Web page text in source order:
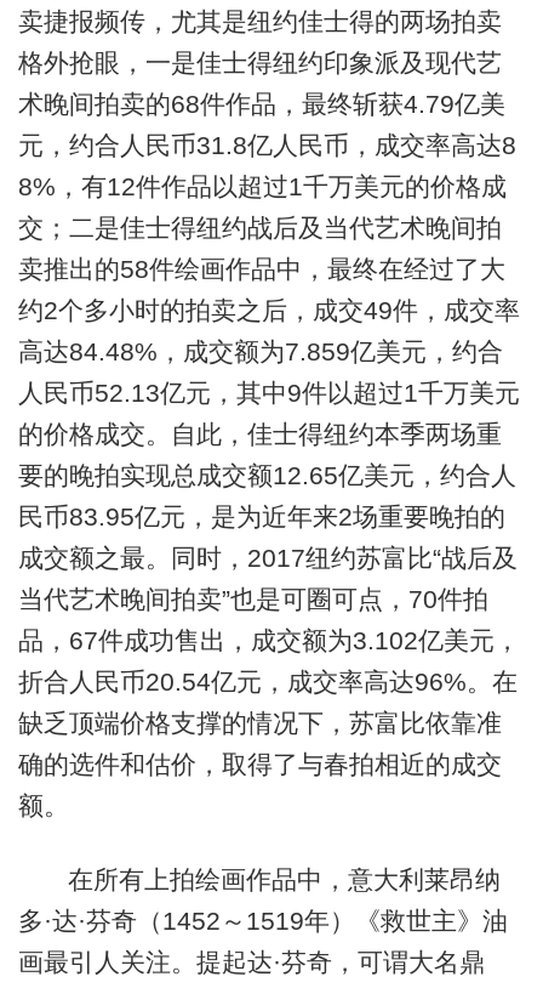
卖捷报频传，尤其是纽约佳士得的两场拍卖
格外抢眼，一是佳士得纽约印象派及现代艺
术晚间拍卖的68件作品，最终斩获4.79亿美
元，约合人民币31.8亿人民币，成交率高达8
8%，有12件作品以超过1千万美元的价格成
交；二是佳士得纽约战后及当代艺术晚间拍
卖推出的58件绘画作品中，最终在经过了大
约2个多小时的拍卖之后，成交49件，成交率
高达84.48%，成交额为7.859亿美元，约合
人民币52.13亿元，其中9件以超过1千万美元
的价格成交。自此，佳士得纽约本季两场重
要的晚拍实现总成交额12.65亿美元，约合人
民币83.95亿元，是为近年来2场重要晚拍的
成交额之最。同时，2017纽约苏富比“战后及
当代艺术晚间拍卖”也是可圈可点，70件拍
品，67件成功售出，成交额为3.102亿美元，
折合人民币20.54亿元，成交率高达96%。在
缺乏顶端价格支撑的情况下，苏富比依靠准
确的选件和估价，取得了与春拍相近的成交
额。
在所有上拍绘画作品中，意大利莱昂纳
多·达·芬奇（1452～1519年）《救世主》油
画最引人关注。提起达·芬奇，可谓大名鼎